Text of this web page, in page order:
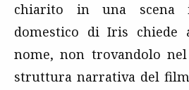
chiarito in una
domestico di Iris chiede
nome, non trovandolo nel
struttura narrativa del